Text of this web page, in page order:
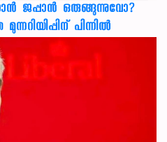
ജപ്പാൻ ഒരുങ്ങുന്നുവോ?
പിന്നിൽ